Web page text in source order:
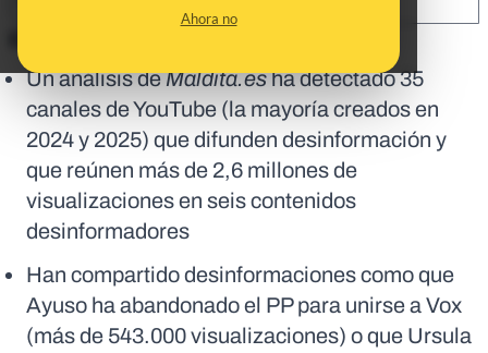
Ahora no
Un análisis deMaldita.esha detectado 35
canales de YouTube (la mayoría creados en
2024 y 2025) que difunden desinformación y
que reúnen más de 2,6 millones de
visualizaciones en seis contenidos
desinformadores
Han compartido desinformaciones como que
Ayuso ha abandonado el PP para unirse a Vox
(más de 543.000 visualizaciones) o que Ursula